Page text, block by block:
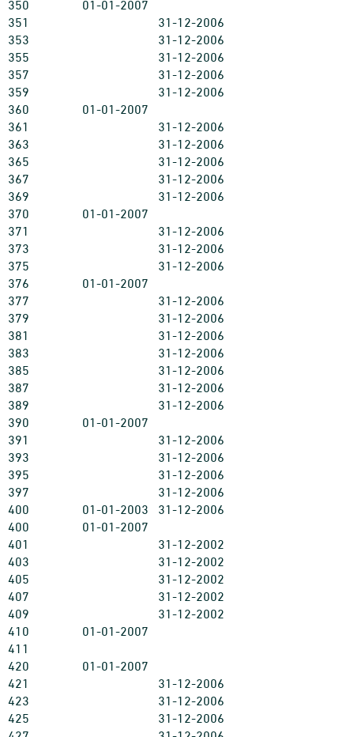
350
01-01-2007
351
31-12-2006
353
31-12-2006
355
31-12-2006
357
31-12-2006
359
31-12-2006
360
01-01-2007
361
31-12-2006
363
31-12-2006
365
31-12-2006
367
31-12-2006
369
31-12-2006
370
01-01-2007
371
31-12-2006
373
31-12-2006
375
31-12-2006
376
01-01-2007
377
31-12-2006
379
31-12-2006
381
31-12-2006
383
31-12-2006
385
31-12-2006
387
31-12-2006
389
31-12-2006
390
01-01-2007
391
31-12-2006
393
31-12-2006
395
31-12-2006
397
31-12-2006
400
01-01-2003
31-12-2006
400
01-01-2007
401
31-12-2002
403
31-12-2002
405
31-12-2002
407
31-12-2002
409
31-12-2002
410
01-01-2007
411
420
01-01-2007
421
31-12-2006
423
31-12-2006
425
31-12-2006